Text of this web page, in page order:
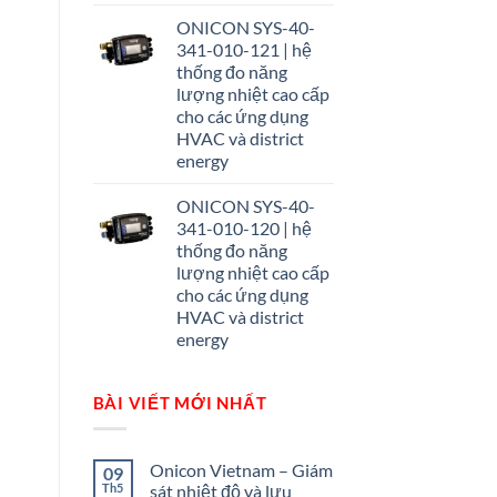
ONICON SYS-40-
341-010-121 | hệ
thống đo năng
lượng nhiệt cao cấp
cho các ứng dụng
HVAC và district
energy
ONICON SYS-40-
341-010-120 | hệ
thống đo năng
lượng nhiệt cao cấp
cho các ứng dụng
HVAC và district
energy
BÀI VIẾT MỚI NHẤT
09
Th5
Onicon Vietnam – Giám
sát nhiệt độ và lưu